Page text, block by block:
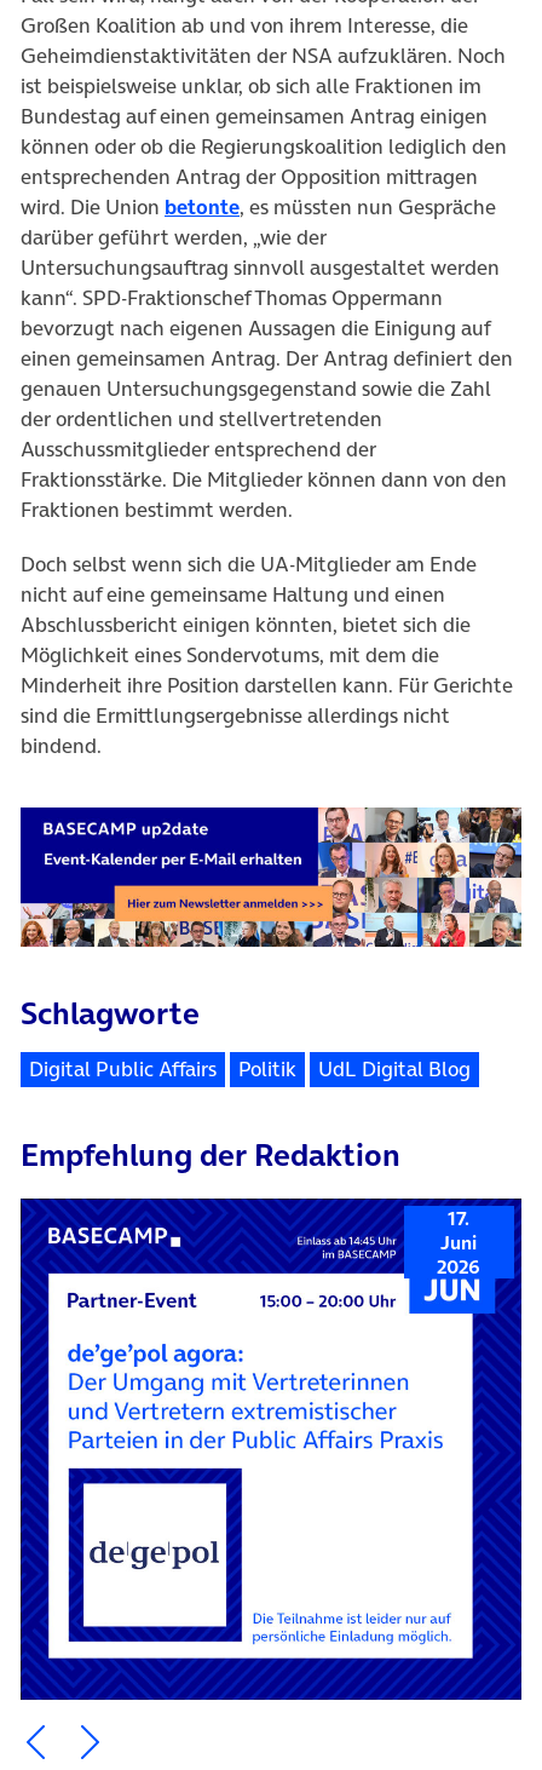
Großen Koalition ab und von ihrem Interesse, die
Geheimdienstaktivitäten der NSA aufzuklären. Noch
ist beispielsweise unklar, ob sich alle Fraktionen im
Bundestag auf einen gemeinsamen Antrag einigen
können oder ob die Regierungskoalition lediglich den
entsprechenden Antrag der Opposition mittragen
wird. Die Union betonte, es müssten nun Gespräche
darüber geführt werden, „wie der
Untersuchungsauftrag sinnvoll ausgestaltet werden
kann“. SPD-Fraktionschef Thomas Oppermann
bevorzugt nach eigenen Aussagen die Einigung auf
einen gemeinsamen Antrag. Der Antrag definiert den
genauen Untersuchungsgegenstand sowie die Zahl
der ordentlichen und stellvertretenden
Ausschussmitglieder entsprechend der
Fraktionsstärke. Die Mitglieder können dann von den
Fraktionen bestimmt werden.
Doch selbst wenn sich die UA-Mitglieder am Ende
nicht auf eine gemeinsame Haltung und einen
Abschlussbericht einigen könnten, bietet sich die
Möglichkeit eines Sondervotums, mit dem die
Minderheit ihre Position darstellen kann. Für Gerichte
sind die Ermittlungsergebnisse allerdings nicht
bindend.
Schlagworte
Digital Public Affairs Politik UdL Digital Blog
Empfehlung der Redaktion
17.
Juni
2026
Ein Element zurück blättern
Ein Element weiter blättern